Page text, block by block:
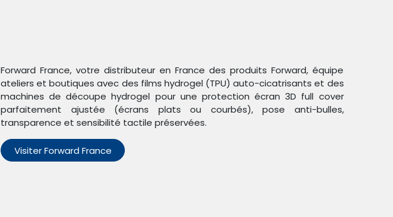
Trier par : Étiquettes
Forward France, votre distributeur en France des produits Forward, équipe
ateliers et boutiques avec des films hydrogel (TPU) auto-cicatrisants et des
machines de découpe hydrogel pour une protection écran 3D full cover
parfaitement ajustée (écrans plats ou courbés), pose anti-bulles,
transparence et sensibilité tactile préservées.
Visiter Forward France